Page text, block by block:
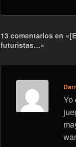
13 comentarios en
futuristas…»
Yo